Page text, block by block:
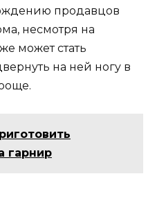
продавцов
несмотря на
может стать
на ней ногу в
гарнир